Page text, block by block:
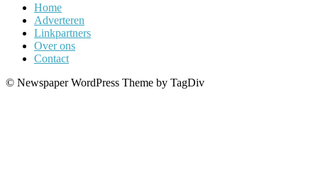
Home
Adverteren
Linkpartners
Over ons
Contact
© Newspaper WordPress Theme by TagDiv